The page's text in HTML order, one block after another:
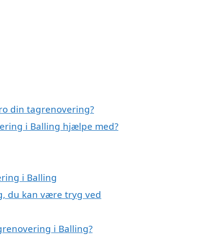
din tagrenovering?
i Balling hjælpe med?
i Balling
du kan være tryg ved
i Balling?